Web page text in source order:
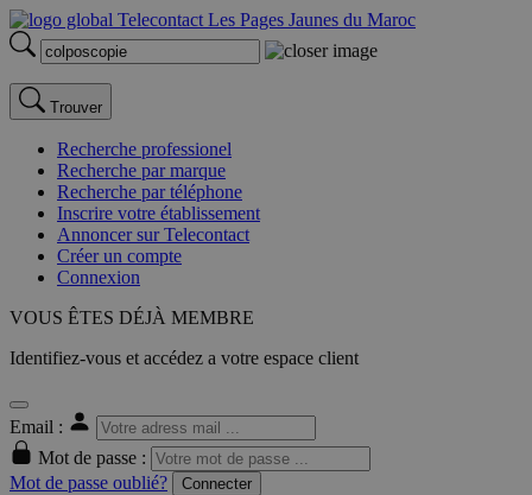
Trouver
Recherche professionel
Recherche par marque
Recherche par téléphone
Inscrire votre établissement
Annoncer sur Telecontact
Créer un compte
Connexion
VOUS ÊTES DÉJÀ MEMBRE
Identifiez-vous et accédez a votre espace client
Email :
Mot de passe :
Mot de passe oublié?
Connecter